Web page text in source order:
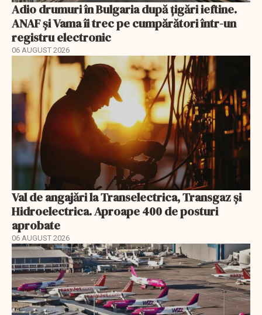
Adio drumuri în Bulgaria după țigări ieftine.
ANAF și Vama îi trec pe cumpărători într-un
registru electronic
06 AUGUST 2026
Val de angajări la Transelectrica, Transgaz și
Hidroelectrica. Aproape 400 de posturi
aprobate
06 AUGUST 2026